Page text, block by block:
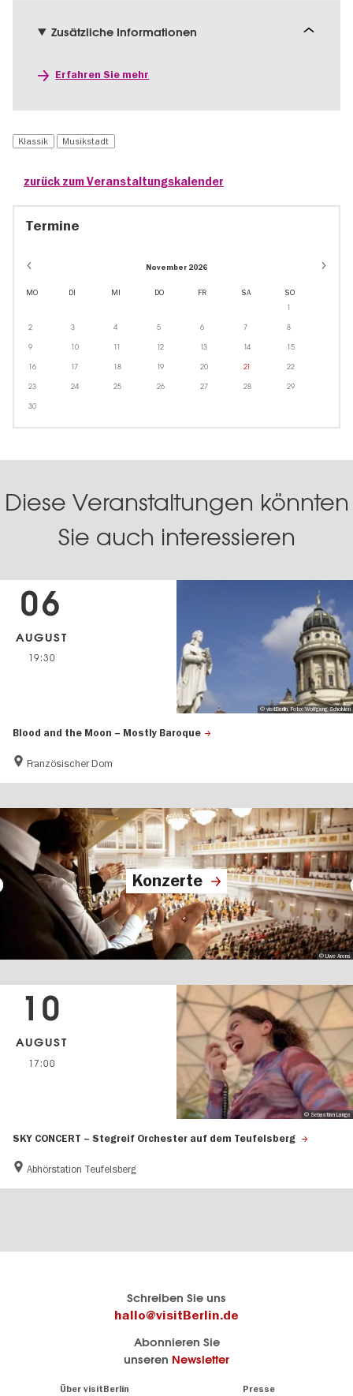
Zusätzliche Informationen
Erfahren Sie mehr
Klassik Musikstadt
zurück zum Veranstaltungskalender
Termine
November 2026
MO DI MI DO FR SA SO
1
2 3 4 5 6 7 8
9 10 11 12 13 14 15
16 17 18 19 20 21 22
23 24 25 26 27 28 29
30
Diese Veranstaltungen könnten
Sie auch interessieren
Blood and the Moon – Mostly Baroque
Französischer Dom
06
AUGUST
19:30
© visitBerlin, Foto: Wolfgang Scholvien
Konzerte
© Uwe Arens
SKY CONCERT – Stegreif Orchester auf dem Teufelsberg
Abhörstation Teufelsberg
10
AUGUST
17:00
© Sebastian Lange
Schreiben Sie uns
hallo@visitBerlin.de
Abonnieren Sie
unseren Newsletter
Über visitBerlin Presse
sind